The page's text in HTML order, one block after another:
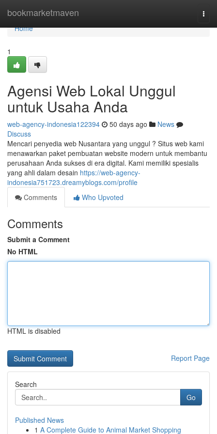
bookmarketmaven
Home
Home
1
Agensi Web Lokal Unggul
untuk Usaha Anda
web-agency-indonesia122394 50 days ago
News
Discuss
Mencari penyedia web Nusantara yang unggul ? Situs web kami
menawarkan paket pembuatan website modern untuk membantu
perusahaan Anda sukses di era digital. Kami memiliki spesialis
yang ahli dalam desain https://web-agency-
indonesia751723.dreamyblogs.com/profile
Comments
Who Upvoted
Comments
Submit a Comment
No HTML
HTML is disabled
Report Page
Search
Go
Published News
1 A Complete Guide to Animal Market Shopping